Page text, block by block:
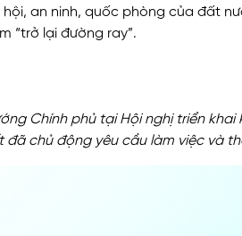
an ninh, quốc phòng của đất
“trở lại đường ray”.
Chính phủ tại Hội nghị triển
chủ động yêu cầu làm việc và